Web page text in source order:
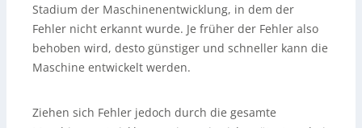
Stadium der Maschinenentwicklung, in dem der
Fehler nicht erkannt wurde. Je früher der Fehler also
behoben wird, desto günstiger und schneller kann die
Maschine entwickelt werden.
Ziehen sich Fehler jedoch durch die gesamte